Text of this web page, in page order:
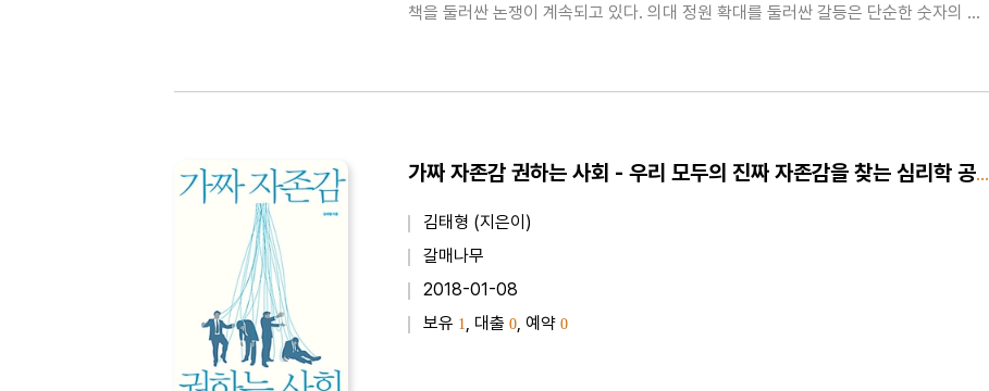
책을 둘러싼 논쟁이 계속되고 있다. 의대 정원 확대를 둘러싼 갈등은 단순한 숫자의 문
가짜 자존감 권하는 사회 - 우리 모두의 진짜 자존감을 찾는 심리학 공부
김태형 (지은이)
갈매나무
2018-01-08
보유 1, 대출 0, 예약 0